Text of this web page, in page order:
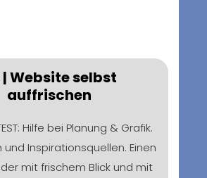
| Website selbst
auffrischen
Hilfe bei Planung & Grafik.
und Inspirationsquellen. Einen
mit frischem Blick und mit